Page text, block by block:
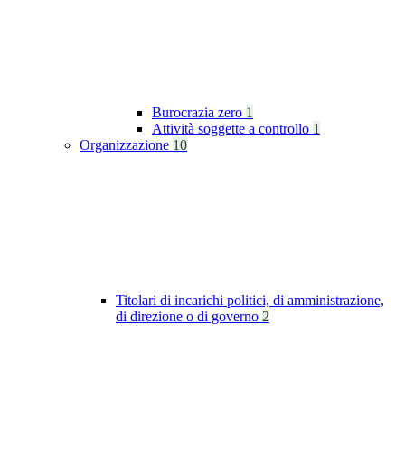
Burocrazia zero 1
Attività soggette a controllo 1
Organizzazione 10
Titolari di incarichi politici, di amministrazione,
di direzione o di governo 2